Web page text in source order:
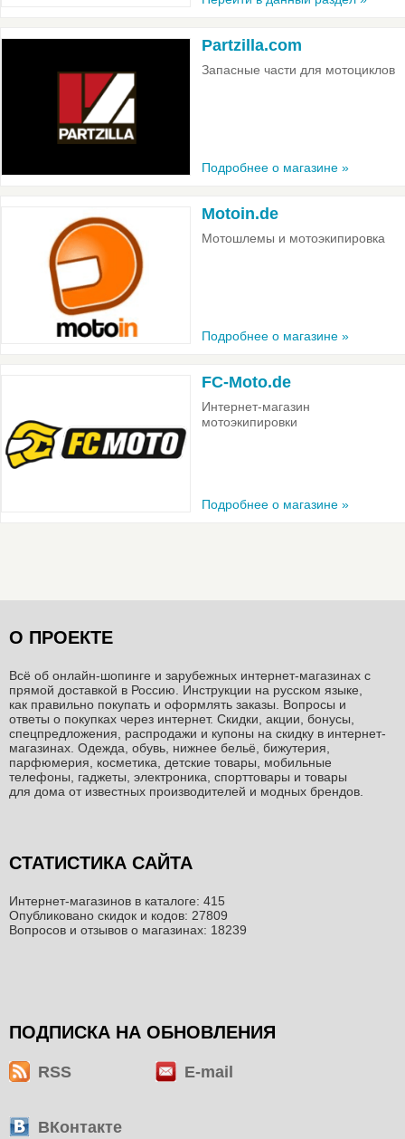
Partzilla.com
Запасные части для мотоциклов
Подробнее о магазине »
Motoin.de
Мотошлемы и мотоэкипировка
Подробнее о магазине »
FC-Moto.de
Интернет-магазин
мотоэкипировки
Подробнее о магазине »
О ПРОЕКТЕ
Всё об онлайн-шопинге и зарубежных интернет-магазинах c
прямой доставкой в Россию. Инструкции на русском языке,
как правильно покупать и оформлять заказы. Вопросы и
ответы о покупках через интернет. Скидки, акции, бонусы,
спецпредложения, распродажи и купоны на скидку в интернет-
магазинах. Одежда, обувь, нижнее бельё, бижутерия,
парфюмерия, косметика, детские товары, мобильные
телефоны, гаджеты, электроника, спорттовары и товары
для дома от известных производителей и модных брендов.
СТАТИСТИКА САЙТА
Интернет-магазинов в каталоге: 415
Опубликовано скидок и кодов: 27809
Вопросов и отзывов о магазинах: 18239
ПОДПИСКА НА ОБНОВЛЕНИЯ
RSS E-mail
ВКонтакте